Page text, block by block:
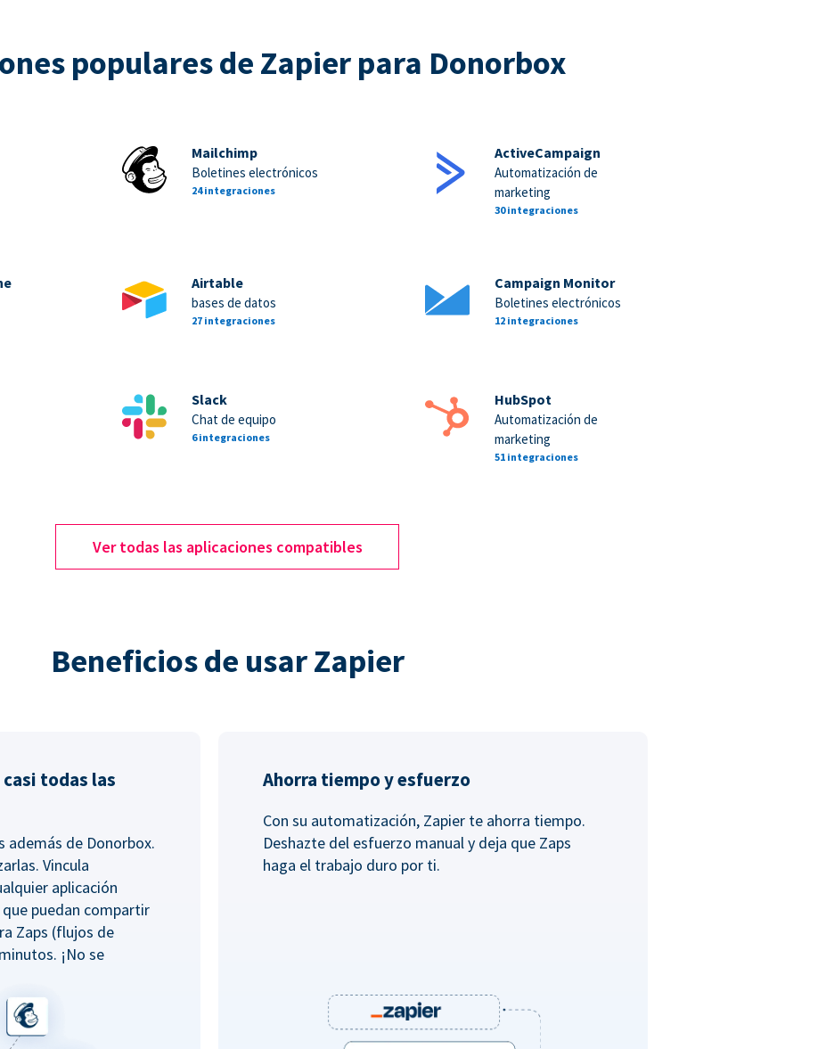
populares de Zapier para Donorbox
Mailchimp
Boletines electrónicos
24 integraciones
ActiveCampaign
Automatización de
marketing
30 integraciones
Airtable
bases de datos
27 integraciones
Campaign Monitor
Boletines electrónicos
12 integraciones
Slack
Chat de equipo
6 integraciones
HubSpot
Automatización de
marketing
51 integraciones
Ver todas las aplicaciones compatibles
Beneficios de usar Zapier
todas las
además de Donorbox.
Vincula
aplicación
puedan compartir
Zaps (flujos de
¡No se
Ahorra tiempo y esfuerzo
Con su automatización, Zapier te ahorra tiempo.
Deshazte del esfuerzo manual y deja que Zaps
haga el trabajo duro por ti.